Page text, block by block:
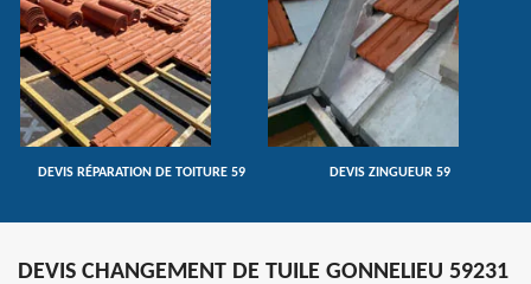
DEVIS RÉPARATION DE TOITURE 59 DEVIS ZINGUEUR 59
DEVIS CHANGEMENT DE TUILE GONNELIEU 59231